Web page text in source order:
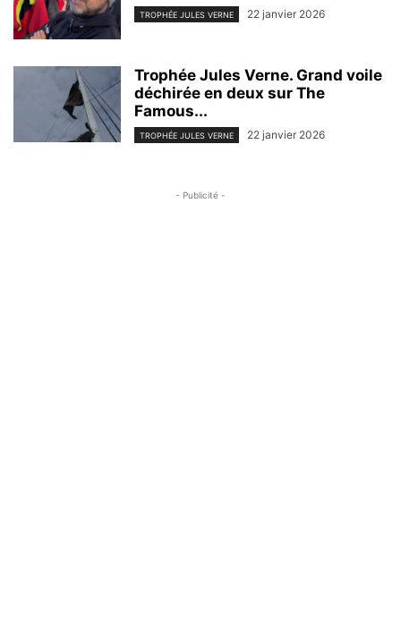
TROPHÉE JULES VERNE 22 janvier 2026
Trophée Jules Verne. Grand voile
déchirée en deux sur The
Famous...
TROPHÉE JULES VERNE 22 janvier 2026
- Publicité -